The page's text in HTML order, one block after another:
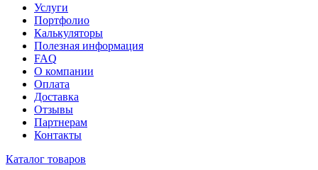
Услуги
Портфолио
Калькуляторы
Полезная информация
FAQ
О компании
Оплата
Доставка
Отзывы
Партнерам
Контакты
Каталог товаров